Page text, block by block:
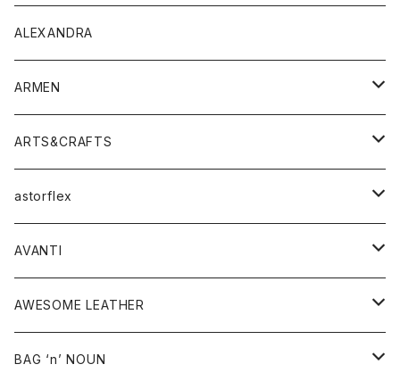
Tシャツ
シャツ
ボトムス
トップス
Tシャツ・カットソー
シャツ・ブラウス
ボトムス
パンツ
スカート
ワンピース・オールインワン
バッグ
シューズ
アクセサリー
その他雑貨
ALEXANDRA
ARMEN
アウター
コート
ジャケット
トップス
ベスト
シャツ
ワンピース
ボトム
スカート
グッズ
ARTS&CRAFTS
アクセサリー
ウォレット
バッグ
astorflex
グッズ
靴
AVANTI
シャツ
AWESOME LEATHER
アウター
BAG ‘n’ NOUN